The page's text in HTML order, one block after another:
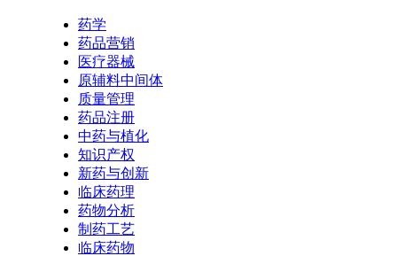
药学
药品营销
医疗器械
原辅料中间体
质量管理
药品注册
中药与植化
知识产权
新药与创新
临床药理
药物分析
制药工艺
临床药物